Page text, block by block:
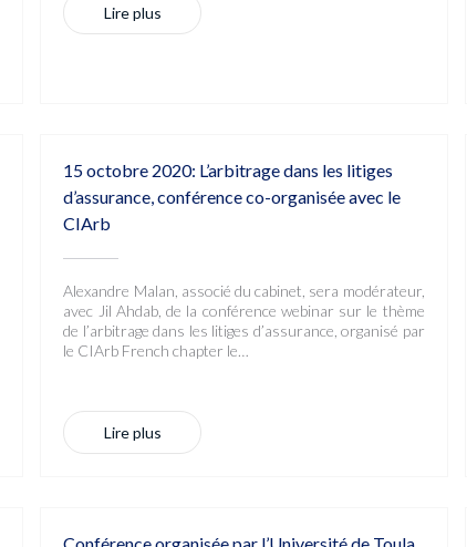
Lire plus
15 octobre 2020: L’arbitrage dans les litiges
d’assurance, conférence co-organisée avec le
CIArb
Alexandre Malan, associé du cabinet, sera modérateur,
avec Jil Ahdab, de la conférence webinar sur le thème
de l’arbitrage dans les litiges d’assurance, organisé par
le CIArb French chapter le…
Lire plus
Conférence organisée par l’Université de Toula